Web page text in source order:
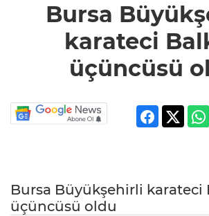
Balkan
üçüncüsü
Bursa
karateci
üçüncüsü
Bursa Büyükşehirli karateci
üçüncüsü oldu